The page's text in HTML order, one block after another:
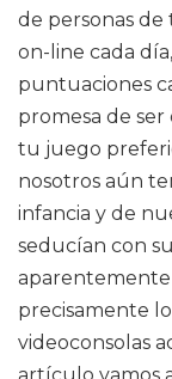
de personas
on-line cada
puntuaciones
promesa de
tu juego
nosotros aún
infancia y de
seducían con
aparentemente
precisamente
videoconsolas